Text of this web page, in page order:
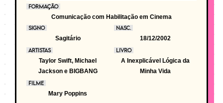
FORMAÇÃO
Comunicação com Habilitação em Cinema
SIGNO
Sagitário
NASC.
18/12/2002
ARTISTAS
Taylor Swift, Michael
Jackson e BIGBANG
LIVRO
A Inexplicável Lógica da
Minha Vida
FILME
Mary Poppins